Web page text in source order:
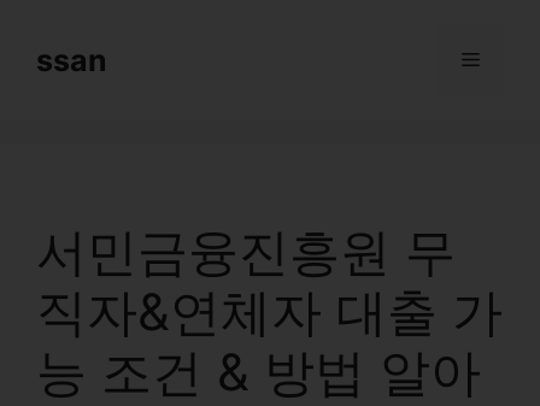
contentssan Menu
서민금융진흥원 무
직자&연체자 대출 가
능 조건 & 방법 알아